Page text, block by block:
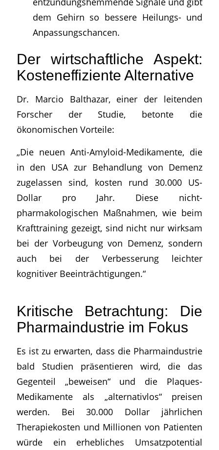
dem Gehirn so bessere Heilungs- und
Anpassungschancen.
Der wirtschaftliche Aspekt:
Kosteneffiziente Alternative
Dr. Marcio Balthazar, einer der leitenden
Forscher der Studie, betonte die
ökonomischen Vorteile:
„Die neuen Anti-Amyloid-Medikamente, die
in den USA zur Behandlung von Demenz
zugelassen sind, kosten rund 30.000 US-
Dollar pro Jahr. Diese nicht-
pharmakologischen Maßnahmen, wie beim
Krafttraining gezeigt, sind nicht nur wirksam
bei der Vorbeugung von Demenz, sondern
auch bei der Verbesserung leichter
kognitiver Beeinträchtigungen.“
Kritische Betrachtung: Die
Pharmaindustrie im Fokus
Es ist zu erwarten, dass die Pharmaindustrie
bald Studien präsentieren wird, die das
Gegenteil „beweisen“ und die Plaques-
Medikamente als „alternativlos“ preisen
werden. Bei 30.000 Dollar jährlichen
Therapiekosten und Millionen von Patienten
würde ein erhebliches Umsatzpotential